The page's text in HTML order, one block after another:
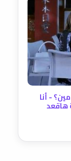
- أنا
هاقعد